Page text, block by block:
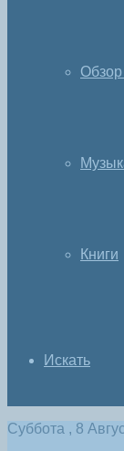
Обзор
Книги
Искать
Суббота , 8